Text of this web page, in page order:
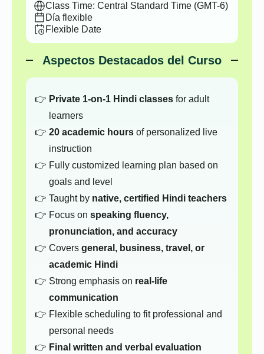
Class Time: Central Standard Time (GMT-6)
Día flexible
Flexible Date
Aspectos Destacados del Curso
Private 1-on-1 Hindi classesfor adult
learners
20 academic hoursof personalized live
instruction
Fully customized learning plan based on
goals and level
Taught by native, certified Hindi teachers
Focus on speaking fluency,
pronunciation, and accuracy
Covers general, business, travel, or
academic Hindi
Strong emphasis on real-life
communication
Flexible scheduling to fit professional and
personal needs
Final written and verbal evaluation